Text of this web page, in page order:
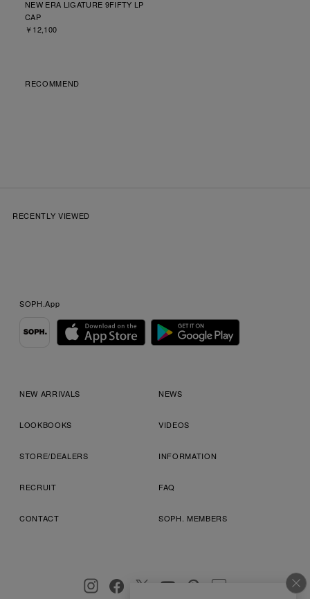
NEW ERA LIGATURE 9FIFTY LP
CAP
￥12,100
RECOMMEND
RECENTLY VIEWED
SOPH.App
NEW ARRIVALS NEWS
LOOKBOOKS VIDEOS
STORE/DEALERS INFORMATION
RECRUIT FAQ
CONTACT SOPH. MEMBERS